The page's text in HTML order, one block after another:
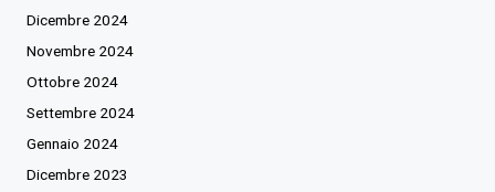
Dicembre 2024
Novembre 2024
Ottobre 2024
Settembre 2024
Gennaio 2024
Dicembre 2023